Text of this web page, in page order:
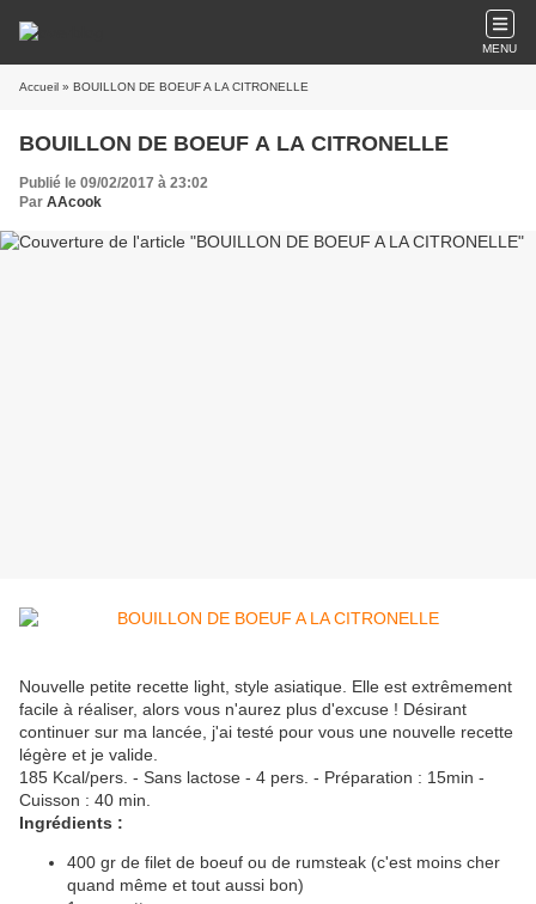
MENU
Accueil » BOUILLON DE BOEUF A LA CITRONELLE
BOUILLON DE BOEUF A LA CITRONELLE
Publié le 09/02/2017 à 23:02
Par AAcook
Nouvelle petite recette light, style asiatique. Elle est extrêmement
facile à réaliser, alors vous n'aurez plus d'excuse ! Désirant
continuer sur ma lancée, j'ai testé pour vous une nouvelle recette
légère et je valide.
185 Kcal/pers. - Sans lactose - 4 pers. - Préparation : 15min -
Cuisson : 40 min.
Ingrédients :
400 gr de filet de boeuf ou de rumsteak (c'est moins cher
quand même et tout aussi bon)